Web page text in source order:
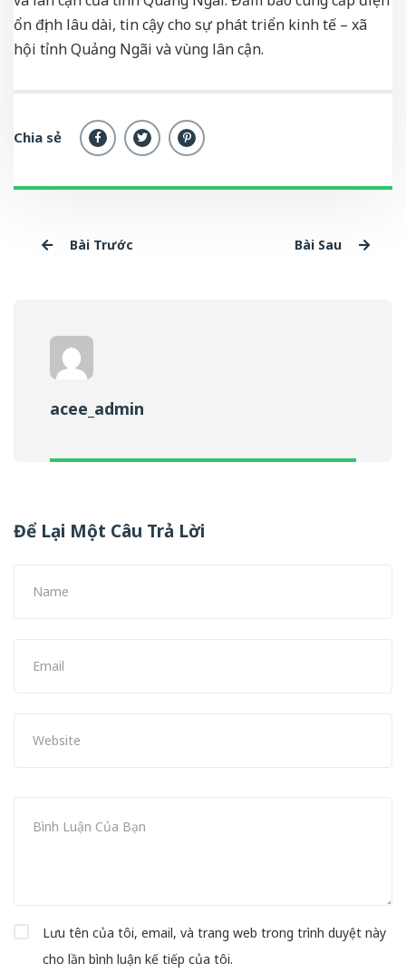
ổn định lâu dài, tin cậy cho sự phát triển kinh tế – xã
hội tỉnh Quảng Ngãi và vùng lân cận.
Chia sẻ
Bài Trước Bài Sau
acee_admin
Để Lại Một Câu Trả Lời
Lưu tên của tôi, email, và trang web trong trình duyệt này
cho lần bình luận kế tiếp của tôi.